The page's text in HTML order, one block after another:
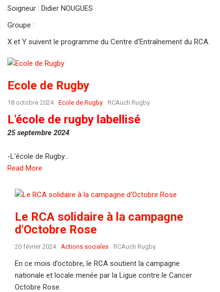
Soigneur : Didier NOUGUES
Groupe :
X et Y suivent le programme du Centre d'Entraînement du RCA.
Ecole de Rugby
18 octobre 2024 Ecole de Rugby RCAuch Rugby
L'école de rugby labellisé
25 septembre 2024
-L'école de Rugby...
Read More
Le RCA solidaire à la campagne
d'Octobre Rose
20 février 2024 Actions sociales RCAuch Rugby
En ce mois d’octobre, le RCA soutient la campagne
nationale et locale menée par la Ligue contre le Cancer
Octobre Rose.